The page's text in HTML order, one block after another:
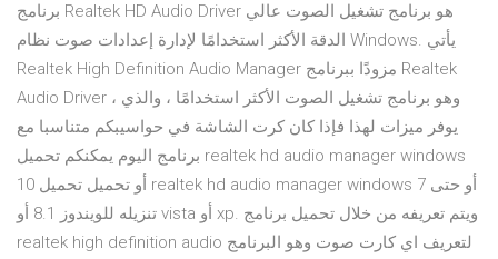
برنامج Realtek HD Audio Driver هو برنامج تشغيل الصوت عالي
الدقة الأكثر استخدامًا لإدارة إعدادات صوت نظام Windows. يأتي
Realtek High Definition Audio Manager مزودًا ببرنامج Realtek
Audio Driver ، وهو برنامج تشغيل الصوت الأكثر استخدامًا ، والذي
يوفر ميزات لهذا فإذا كان كرت الشاشة في حواسيبكم متناسبا مع
برنامج اليوم يمكنكم تحميل realtek hd audio manager windows
10 أو تحميل تحميل realtek hd audio manager windows 7 أو حتى
تنزيله للويندوز 8.1 أو vista أو xp. ويتم تعريفه من خلال تحميل برنامج
realtek high definition audio لتعريف اي كارت صوت وهو البرنامج